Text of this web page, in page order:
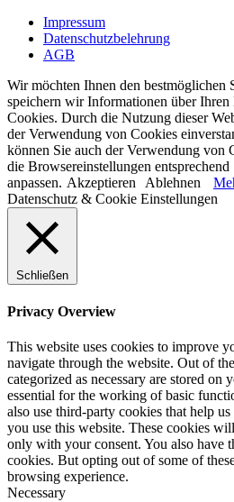
Impressum
Datenschutzbelehrung
AGB
Wir möchten Ihnen den bestmöglichen
speichern wir Informationen über Ihren
Cookies. Durch die Nutzung dieser
der Verwendung von Cookies
können Sie auch der Verwendung von
die Browsereinstellungen entsprechend
anpassen. Akzeptieren Ablehnen
Datenschutz & Cookie Einstellungen
Schließen
Privacy Overview
This website uses cookies to improve
navigate through the website. Out of
categorized as necessary are stored on
essential for the working of basic
also use third-party cookies that help
you use this website. These cookies
only with your consent. You also have
cookies. But opting out of some of
browsing experience.
Necessary